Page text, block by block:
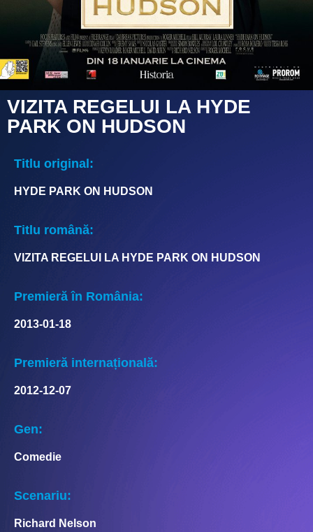
VIZITA REGELUI LA HYDE
PARK ON HUDSON
Titlu original:
HYDE PARK ON HUDSON
Titlu română:
VIZITA REGELUI LA HYDE PARK ON HUDSON
Premieră în România:
2013-01-18
Premieră internațională:
2012-12-07
Gen:
Comedie
Scenariu:
Richard Nelson